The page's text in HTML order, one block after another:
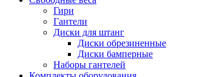
Гири
Гантели
Диски для штанг
Диски обрезиненные
Диски бамперные
Наборы гантелей